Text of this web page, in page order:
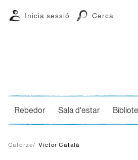
Inicia sessió Cerca
Rebedor Sala d'estar
Catorze/ Víctor Català